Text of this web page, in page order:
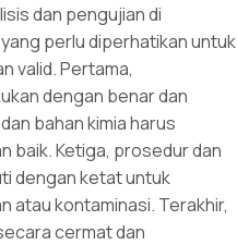
dan pengujian di
perlu diperhatikan untuk
valid. Pertama,
dengan benar dan
bahan kimia harus
baik. Ketiga, prosedur dan
dengan ketat untuk
atau kontaminasi. Terakhir,
cermat dan